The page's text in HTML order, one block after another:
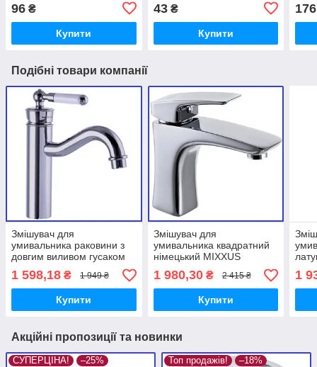
сантехнічна GEB 25 г
96 ₴
Купити
43₴
Купити
176
Подібні товари компанії
Змішувач для
умивальника раковини з
довгим виливом гусаком
носиком MIXXUS
PREMIUM VINTAGE 001-B
(MI2850)
1 598,18 ₴ 1 949 ₴
Купити
Змішувач для
умивальника квадратний
німецький MIXXUS
PREMIUM PATRICK Chr-
001 (MI1656)
1 980,30₴ 2 415 ₴
Купити
1
Акційні пропозиції та новинки
СУПЕРЦІНА!
–25%
Топ продажів! –18%